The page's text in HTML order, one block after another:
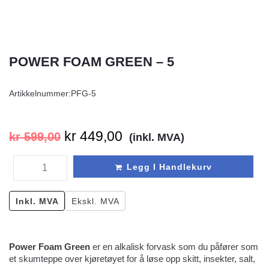
POWER FOAM GREEN – 5
Artikkelnummer:PFG-5
Power Foam Green er en alkalisk forvask som du påfører som
et skumteppe over kjøretøyet for å løse opp skitt, insekter, salt,
kr599,00 kr 449,00 (inkl. MVA)
Legg I Handlekurv
Inkl. MVA Ekskl. MVA